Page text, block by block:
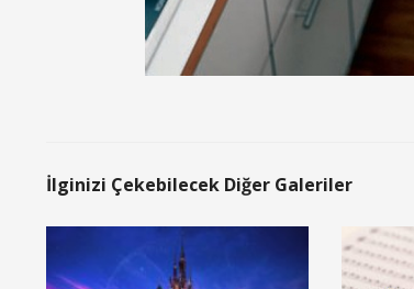
İlginizi Çekebilecek Diğer Galeriler